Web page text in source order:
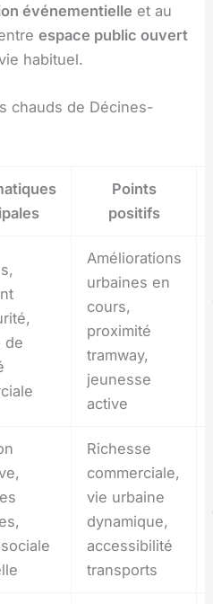
événementielle et au
espace public ouvert
habituel.
chauds de Décines-
Points
positifs
de
Améliorations
urbaines en
cours,
proximité
tramway,
jeunesse
active
Richesse
commerciale,
vie urbaine
dynamique,
accessibilité
transports